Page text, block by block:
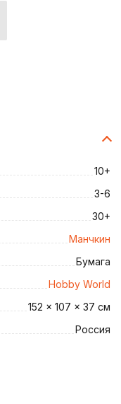
10+
3-6
30+
Манчкин
Бумага
Hobby World
152 x 107 x 37 см
Россия